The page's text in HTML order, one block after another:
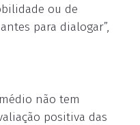
ou de
para dialogar”,
não tem
positiva das